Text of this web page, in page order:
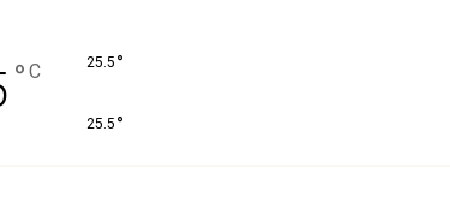
° C 25.5 °
25.5 °